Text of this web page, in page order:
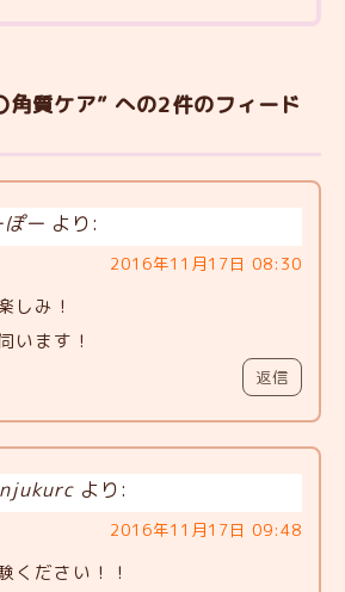
角質ケア” への2件のフィード
ぽー より:
2016年11月17日 08:30
しみ！
います！
返信
より:
2016年11月17日 09:48
ください！！